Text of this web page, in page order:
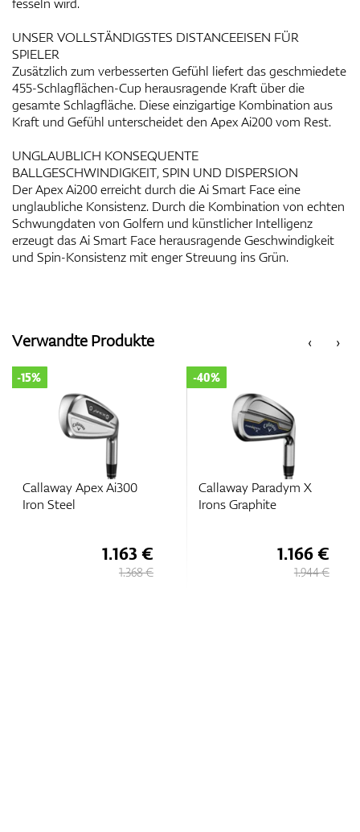
UNSER VOLLSTÄNDIGSTES DISTANCEEISEN FÜR
SPIELER
Zusätzlich zum verbesserten Gefühl liefert das geschmiedete
455-Schlagflächen-Cup herausragende Kraft über die
gesamte Schlagfläche. Diese einzigartige Kombination aus
Kraft und Gefühl unterscheidet den Apex Ai200 vom Rest.
UNGLAUBLICH KONSEQUENTE
BALLGESCHWINDIGKEIT, SPIN UND DISPERSION
Der Apex Ai200 erreicht durch die Ai Smart Face eine
unglaubliche Konsistenz. Durch die Kombination von echten
Schwungdaten von Golfern und künstlicher Intelligenz
erzeugt das Ai Smart Face herausragende Geschwindigkeit
und Spin-Konsistenz mit enger Streuung ins Grün.
‹
Verwandte Produkte ›
Callaway Apex Ai300
Iron Steel
-15%
1.163 €
1.368 €
Callaway Paradym X
Irons Graphite
-40%
1.166 €
1.944 €